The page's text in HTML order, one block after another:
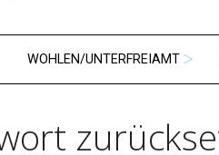
WOHLEN/UNTERFREIAMT